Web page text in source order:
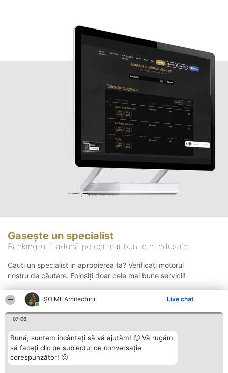
ȘOIMII Arhitecturii Live chat
07:06
Bună, suntem încântați să vă ajutăm! 🙂 Vă rugăm
să faceți clic pe subiectul de conversație
corespunzător! 🙂
Gasește un specialist
Ranking-ul îi adună pe cei mai buni din industrie
Cauți un specialist in apropierea ta? Verificați motorul
nostru de căutare. Folosiți doar cele mai bune servicii!